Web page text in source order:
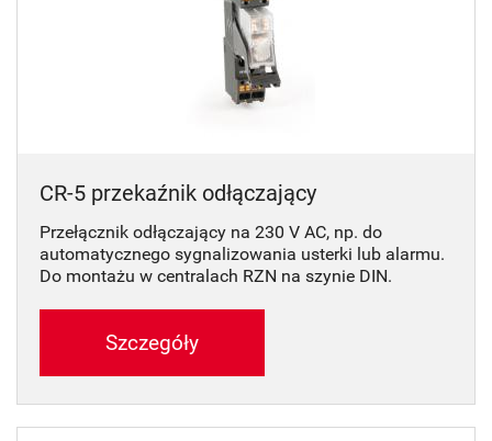
CR-5 przekaźnik odłączający
Przełącznik odłączający na 230 V AC, np. do
automatycznego sygnalizowania usterki lub alarmu.
Do montażu w centralach RZN na szynie DIN.
Szczegóły